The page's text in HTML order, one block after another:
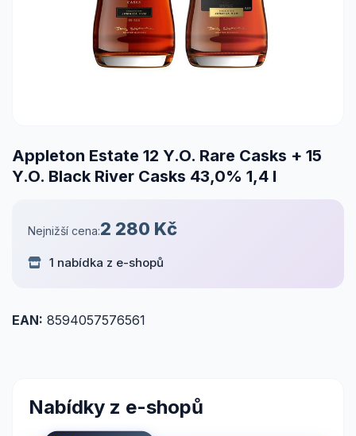
Appleton Estate 12 Y.O. Rare Casks + 15
Y.O. Black River Casks 43,0% 1,4 l
Nejnižší cena:2 280 Kč
1 nabídka z e-shopů
EAN: 8594057576561
Nabídky z e-shopů